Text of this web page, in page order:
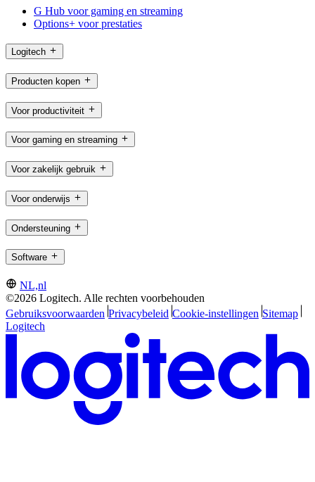
G Hub voor gaming en streaming
Options+ voor prestaties
Logitech
Producten kopen
Voor productiviteit
Voor gaming en streaming
Voor zakelijk gebruik
Voor onderwijs
Ondersteuning
Software
NL,nl
©2026 Logitech. Alle rechten voorbehouden
Gebruiksvoorwaarden Privacybeleid Cookie-instellingen Sitemap
Logitech